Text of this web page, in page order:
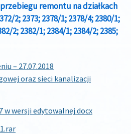
remontu na działkach
2; 2373; 2378/1; 2378/4; 2380/1;
2; 2382/1; 2384/1; 2384/2; 2385;
– 27.07.2018
oraz sieci kanalizacji
w wersji edytowalnej.docx